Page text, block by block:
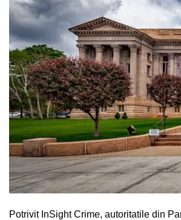
Potrivit InSight Crime, autoritatile din